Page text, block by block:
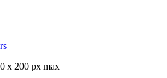
x 200 px max